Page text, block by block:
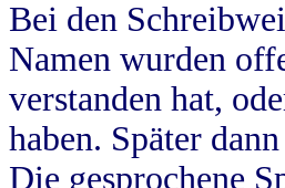
Bei den
Namen wurden
verstanden hat,
haben. Später
Die gesprochene